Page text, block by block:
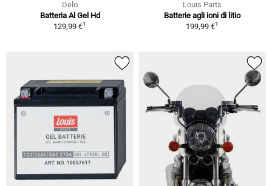
Delo
Batteria Al Gel Hd
129,99 €1
Louis Parts
Batterie agli ioni di litio
199,99 €1